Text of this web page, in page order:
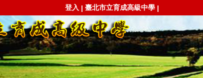
登入 | 臺北市立育成高級中學 |